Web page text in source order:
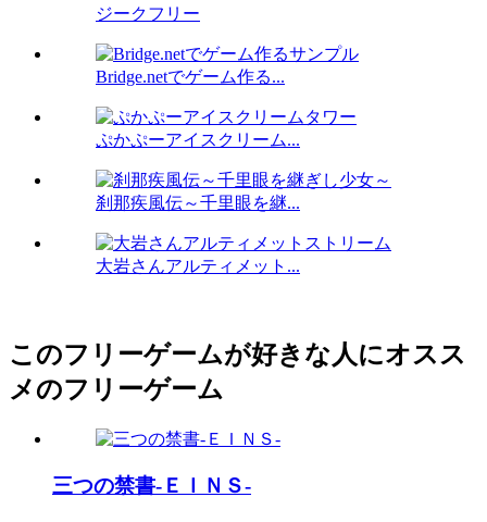
ジークフリー
Bridge.netでゲーム作る...
ぷかぷーアイスクリーム...
刹那疾風伝～千里眼を継...
大岩さんアルティメット...
このフリーゲームが好きな人にオスス
メのフリーゲーム
三つの禁書-ＥＩＮＳ-